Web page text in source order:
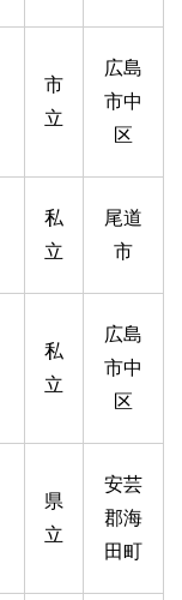
市
立
広島
市中
区
私
立
尾道
市
私
立
広島
市中
区
県
立
安芸
郡海
田町